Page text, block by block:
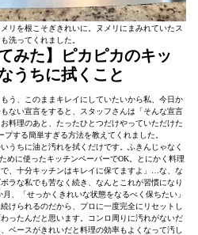
リを根こそぎきれいに。ヌメリにまみれていたス
洗ってくれました。
みた】ピカピカのキッ
うちに拭くこと
う、このままキレイにしていたいから私、今日か
ない宣言をすると、スタッフさんは「そんな宣言
料理のあと、たったひとつだけやっていただけた
する簡単すぎる方法を教えてくれました。
うちに油と汚れを拭くだけです。ふきんじゃなく
めに使ったキッチンペーパーでOK。とにかく料理
、十分キッチンはキレイに保てますよ」…な、な
ラな私でも苦なく続き、なんとこれが習慣になり
、「せっかくきれいな状態をなるべく保ちたい」
けられるのだから、プロに一度完全にリセットし
ったんだと思います。コンロ周りに汚れがないだ
ベースがきれいだと料理の効率もよくなって汚し